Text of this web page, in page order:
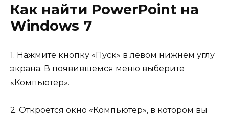
Как найти PowerPoint на
Windows 7
1. Нажмите кнопку «Пуск» в левом нижнем углу
экрана. В появившемся меню выберите
«Компьютер».
2. Откроется окно «Компьютер», в котором вы